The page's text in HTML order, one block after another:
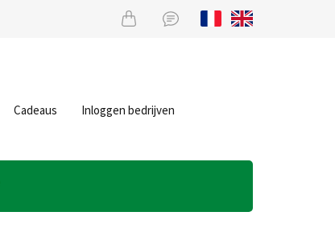
Cadeaus Inloggen bedrijven